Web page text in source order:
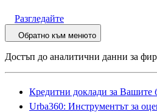
Разгледайте
Обратно към менюто
Достъп до аналитични данни за
Кредитни доклади за Вашите
Urba360: Инструментът за